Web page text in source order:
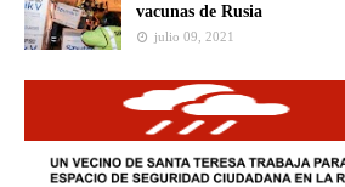
vacunas de Rusia
julio 09, 2021